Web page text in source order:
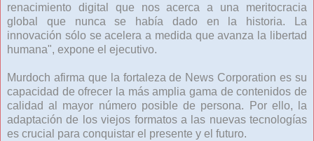
renacimiento digital que nos acerca a una meritocracia
global que nunca se había dado en la historia. La
innovación sólo se acelera a medida que avanza la libertad
humana", expone el ejecutivo.
Murdoch afirma que la fortaleza de News Corporation es su
capacidad de ofrecer la más amplia gama de contenidos de
calidad al mayor número posible de persona. Por ello, la
adaptación de los viejos formatos a las nuevas tecnologías
es crucial para conquistar el presente y el futuro.